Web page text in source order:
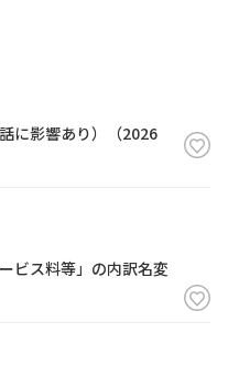
に影響あり）（2026
ビス料等」の内訳名変